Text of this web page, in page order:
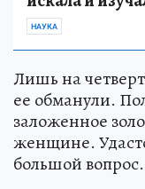
НАУКА
Лишь на
ее обманули.
заложенное
женщине.
большой вопрос.